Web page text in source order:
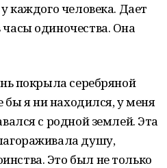
каждого человека. Дает
одиночества. Она
покрыла серебряной
бы я ни находился, у меня
с родной землей. Эта
душу,
Это был не только